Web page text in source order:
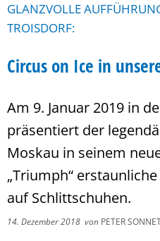
GLANZVOLLE
TROISDORF:
Circus on Ice in
Am 9. Januar 2019 in
präsentiert der
Moskau in seinem
„Triumph“
auf Schlittschuhen.
14. Dezember 2018 von PETER